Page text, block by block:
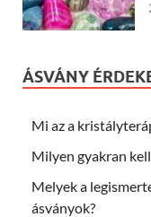
ÁSVÁNY
Mi az a
Milyen gyakran
Melyek a
ásványok?